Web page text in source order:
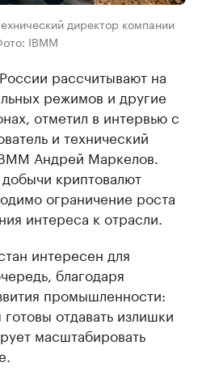
директор компании
IBMM
рассчитывают на
режимов и другие
отметил в интервью с
и технический
Андрей Маркелов.
криптовалют
ограничение роста
интереса к отрасли.
интересен для
благодаря
промышленности:
отдавать излишки
масштабировать